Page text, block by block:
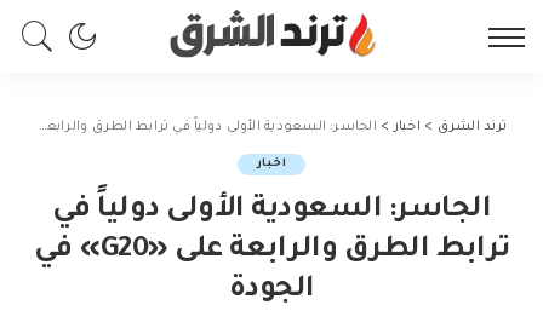
ترند الشرق > اخبار > الجاسر: السعودية الأولى دولياً في ترابط الطرق والرابعة على «G20» في الجودة
اخبار
الجاسر: السعودية الأولى دولياً في
ترابط الطرق والرابعة على «G20» في
الجودة